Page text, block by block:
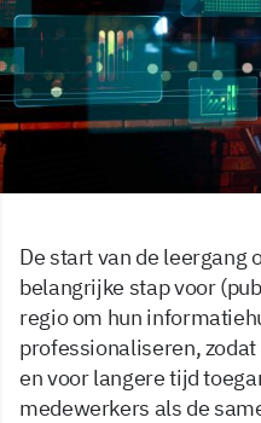
De start van de leergang
belangrijke stap voor
regio om hun
professionaliseren,
en voor langere tijd
medewerkers als de